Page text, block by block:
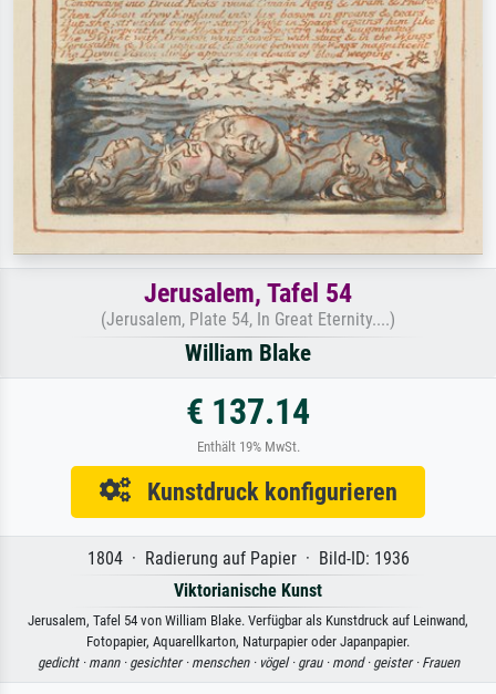
Jerusalem, Tafel 54
(Jerusalem, Plate 54, In Great Eternity....)
William Blake
€ 137.14
Enthält 19% MwSt.
Kunstdruck konfigurieren
1804 · Radierung auf Papier · Bild-ID: 1936
Viktorianische Kunst
Jerusalem, Tafel 54 von William Blake. Verfügbar als Kunstdruck auf Leinwand,
Fotopapier, Aquarellkarton, Naturpapier oder Japanpapier.
gedicht · mann · gesichter · menschen · vögel · grau · mond · geister · Frauen